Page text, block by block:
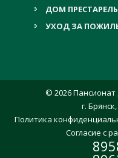
ДОМ
УХОД ЗА
© 2026 Пансионат
г.
Политика
Согласие с